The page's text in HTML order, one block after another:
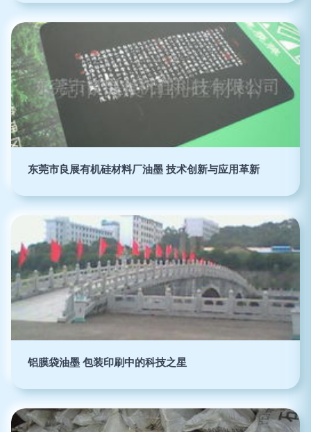
东莞市良展有机硅材料厂油墨 技术创新与应用革新
铝膜袋油墨 包装印刷中的科技之星